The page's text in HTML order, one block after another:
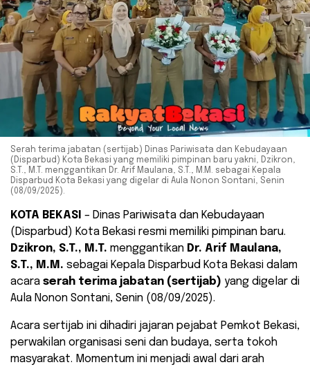
Serah terima jabatan (sertijab) Dinas Pariwisata dan Kebudayaan
(Disparbud) Kota Bekasi yang memiliki pimpinan baru yakni, Dzikron,
S.T., M.T. menggantikan Dr. Arif Maulana, S.T., M.M. sebagai Kepala
Disparbud Kota Bekasi yang digelar di Aula Nonon Sontani, Senin
(08/09/2025).
KOTA BEKASI – Dinas Pariwisata dan Kebudayaan
(Disparbud) Kota Bekasi resmi memiliki pimpinan baru.
Dzikron, S.T., M.T. menggantikan Dr. Arif Maulana,
S.T., M.M. sebagai Kepala Disparbud Kota Bekasi dalam
acara serah terima jabatan (sertijab) yang digelar di
Aula Nonon Sontani, Senin (08/09/2025).
Acara sertijab ini dihadiri jajaran pejabat Pemkot Bekasi,
perwakilan organisasi seni dan budaya, serta tokoh
masyarakat. Momentum ini menjadi awal dari arah